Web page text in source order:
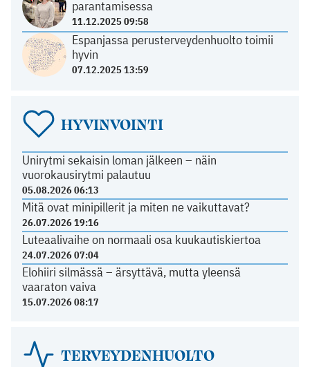
parantamisessa
11.12.2025 09:58
Espanjassa perusterveydenhuolto toimii
hyvin
07.12.2025 13:59
HYVINVOINTI
Unirytmi sekaisin loman jälkeen – näin
vuorokausirytmi palautuu
05.08.2026 06:13
Mitä ovat minipillerit ja miten ne vaikuttavat?
26.07.2026 19:16
Luteaalivaihe on normaali osa kuukautiskiertoa
24.07.2026 07:04
Elohiiri silmässä – ärsyttävä, mutta yleensä
vaaraton vaiva
15.07.2026 08:17
TERVEYDENHUOLTO